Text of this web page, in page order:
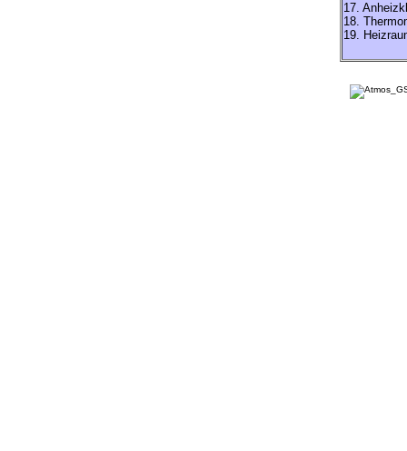
17.
18.
19.